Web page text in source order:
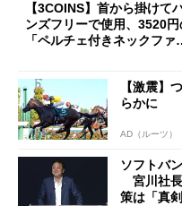
【3COINS】首から掛けて
ンズフリーで使用、3520円
「ペルチェ付きネックファ
【激震】
らかに
AD（ルーツ）
ソフトバ
宮川社
策は「真